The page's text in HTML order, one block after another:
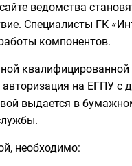
ведомства
Специалисты ГК
компонентов.
авторизация на ЕГПУ
выдается в
необходимо: